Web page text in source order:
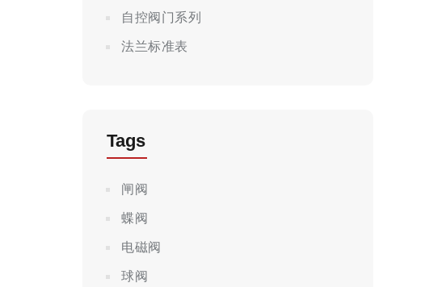
自控阀门系列
法兰标准表
Tags
闸阀
蝶阀
电磁阀
球阀